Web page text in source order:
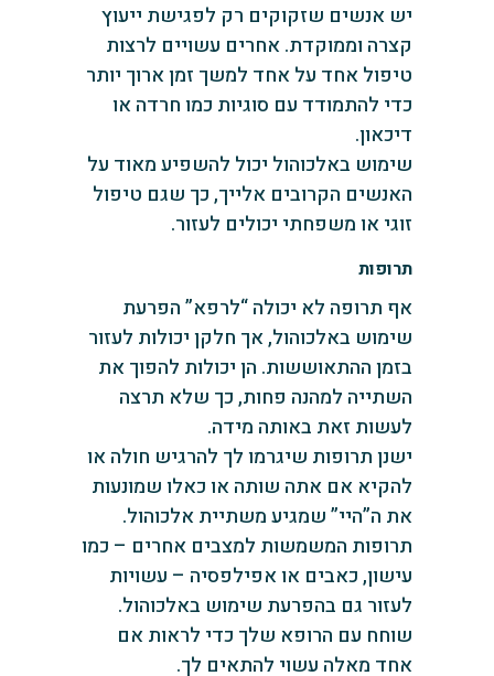
יש אנשים שזקוקים רק לפגישת ייעוץ
קצרה וממוקדת. אחרים עשויים לרצות
טיפול אחד על אחד למשך זמן ארוך יותר
כדי להתמודד עם סוגיות כמו חרדה או
דיכאון.
שימוש באלכוהול יכול להשפיע מאוד על
האנשים הקרובים אלייך, כך שגם טיפול
זוגי או משפחתי יכולים לעזור.
תרופות
אף תרופה לא יכולה “לרפא” הפרעת
שימוש באלכוהול, אך חלקן יכולות לעזור
בזמן ההתאוששות. הן יכולות להפוך את
השתייה למהנה פחות, כך שלא תרצה
לעשות זאת באותה מידה.
ישנן תרופות שיגרמו לך להרגיש חולה או
להקיא אם אתה שותה או כאלו שמונעות
את ה”היי” שמגיע משתיית אלכוהול.
תרופות המשמשות למצבים אחרים – כמו
עישון, כאבים או אפילפסיה – עשויות
לעזור גם בהפרעת שימוש באלכוהול.
שוחח עם הרופא שלך כדי לראות אם
אחד מאלה עשוי להתאים לך.